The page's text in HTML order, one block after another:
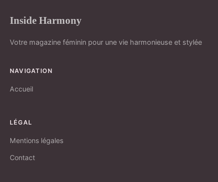
Inside Harmony
Votre magazine féminin pour une vie harmonieuse et stylée
NAVIGATION
Accueil
LÉGAL
Mentions légales
Contact